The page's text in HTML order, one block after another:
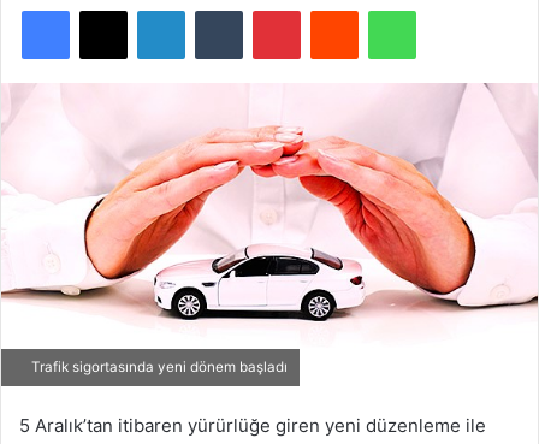
Trafik sigortasında yeni dönem başladı
5 Aralık’tan itibaren yürürlüğe giren yeni düzenleme ile